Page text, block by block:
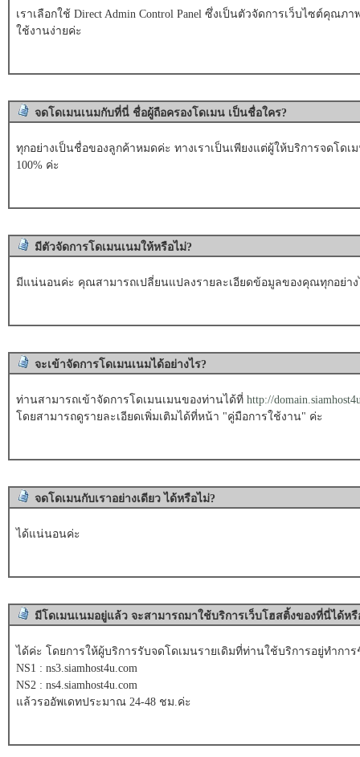
เราเลือกใช้ Direct Admin Control Panel ซึ่งเป็นตัวจัดการเว็บไซต์คุณ
ใช้งานง่ายค่ะ
จดโดเมนเนมกับที่นี่ ชื่อผู้ถือครองโดเมน เป็นชื่อใคร?
ทุกอย่างเป็นชื่อของลูกค้าหมดค่ะ ทางเราเป็นเพียงแต่ผู้ให้บริการจดโด
100% ค่ะ
มีตัวจัดการโดเมนเนมให้หรือไม่?
มีแน่นอนค่ะ คุณสามารถเปลี่ยนแปลงรายละเอียดข้อมูลของคุณทุกอย่าง
จะเข้าจัดการโดเมนเนมได้อย่างไร?
ท่านสามารถเข้าจัดการโดเมนเมนของท่านได้ที่ http://
โดยสามารถดูรายละเอียดเพิ่มเติมได้ที่หน้า "คู่มือการใช้งาน" ค่ะ
จดโดเมนกับเราอย่างเดียว ได้หรือไม่?
ได้แน่นอนค่ะ
มีโดเมนเนมอยู่แล้ว จะสามารถมาใช้บริการเว็บโฮสติ้งของที่นี่ได้หรื
ได้ค่ะ โดยการให้ผู้บริการรับจดโดเมนรายเดิมที่ท่านใช้บริการอยู่ทำการ
NS1 : ns3.siamhost4u.com
NS2 : ns4.siamhost4u.com
แล้วรออัพเดทประมาณ 24-48 ชม.ค่ะ